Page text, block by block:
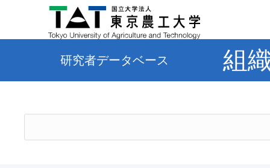
研究者データベース 組